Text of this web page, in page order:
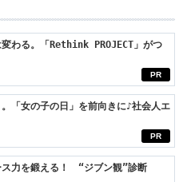
PR
わる。「Rethink PROJECT」がつ
PR
「女の子の日」を前向きに♪社会人エ
ス力を鍛える！ “ジブン観”診断